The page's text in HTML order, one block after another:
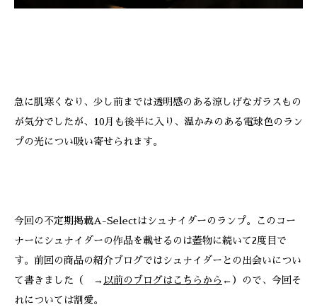
急に肌寒くなり、少し前までは透明感のある涼しげなガラスもの
が気分でしたが、10月も後半に入り、温かみのある電球色のラン
プの光につい吸い寄せられます。
今回の不定期掲載A-Selectはシュナイダーのランプ。このコー
ナーにシュナイダーの作品を載せるのは蓋物に続いて2度目で
す。前回の商品の紹介ブログではシュナイダーとの出会いについ
て書きました（ → 以前のブログはこちらから ←）ので、今回そ
れについては割愛。